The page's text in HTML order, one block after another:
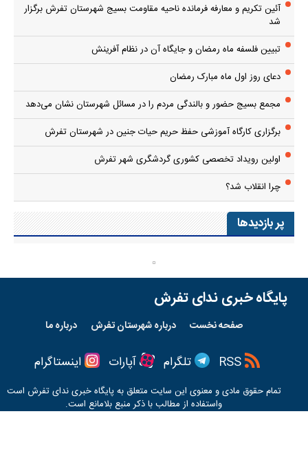
آئین تکریم و معارفه فرمانده ناحیه مقاومت بسیج شهرستان تفرش برگزار
شد
تبیین فلسفه ماه رمضان و جایگاه آن در نظام آفرینش
دعای روز اول ماه مبارک رمضان
مجمع بسیج حضور و بالندگی مردم را در مسائل شهرستان نشان می‌دهد
برگزاری کارگاه آموزشی حفظ حریم حیات جنین در شهرستان تفرش
اولین رویداد تخصصی کشوری گردشگری شهر تفرش
چرا انقلاب شد؟
پر بازدیدها
پایگاه خبری ندای تفرش
صفحه نخست درباره شهرستان تفرش درباره ما
تلگرام آپارات اینستاگرام
تمام حقوق مادی و معنوی این سایت متعلق به پایگاه خبریندای تفرش است
واستفاده از مطالب با ذکر منبع بلامانع است.